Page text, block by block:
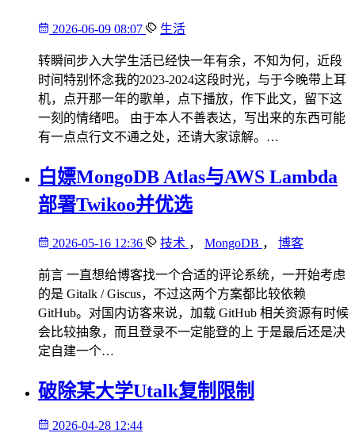
2026-06-09 08:07 生活
转瞬间步入大学生活已经快一年有余，不知为何，近段
时间特别怀念我的2023-2024这段时光，与于今晚带上耳
机，点开那一年的歌单，点下播放，作下此文，留下这
一刻的情绪吧。 由于本人不善表达，写出来的东西可能
有一点点行文不通之处，还请大家谅解。…
白嫖MongoDB Atlas与AWS Lambda
部署Twikoo并优选
2026-05-16 12:36 技术 ， MongoDB ， 博客
前言 一直想给博客找一个合适的评论系统，一开始考虑
的是 Gitalk / Giscus，不过这两个方案都比较依赖
GitHub。对国内访客来说，加载 GitHub 相关资源有时候
会比较抽象，而且登录不一定能登的上 于是最后还是决
定自建一个…
破除某大学Utalk复制限制
2026-04-28 12:44